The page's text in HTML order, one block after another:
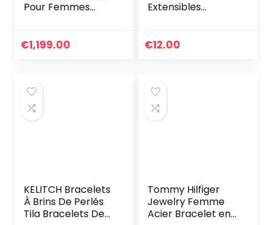
Pour Femmes
Corde Tressée à
€1,199.00
Extensibles
D’amitié En Perle
€12.00
KELITCH Bracelets
À Brins De Perlés
Tila Bracelets De
Tommy Hilfiger
Jewelry Femme
Acier Bracelet en